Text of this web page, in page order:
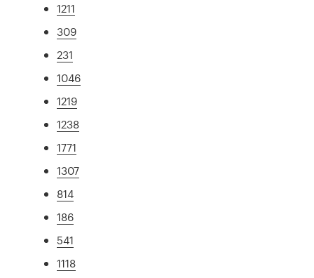
1211
309
231
1046
1219
1238
1771
1307
814
186
541
1118